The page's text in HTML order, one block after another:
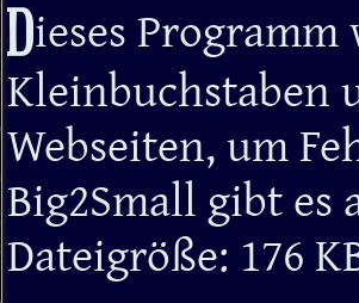
Dieses
Kleinbuchstaben
Webseiten, um
Big2Small gibt es
Dateigröße: 176